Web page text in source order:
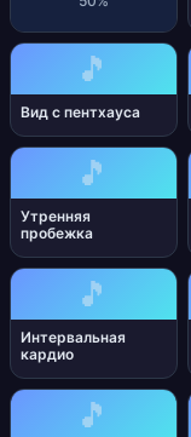
🎵
Вид с пентхауса
🎵
Утренняя
пробежка
🎵
Интервальная
кардио
🎵